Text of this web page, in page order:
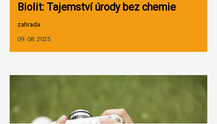
Biolit: Tajemství úrody bez chemie
zahrada
09. 08. 2025